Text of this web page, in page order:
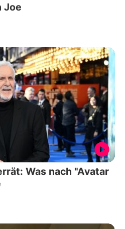
Joe
Was nach "Avatar